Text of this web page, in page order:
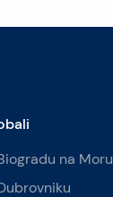
na Moru